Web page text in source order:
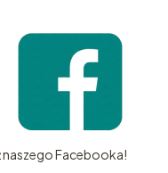
naszego Facebooka!